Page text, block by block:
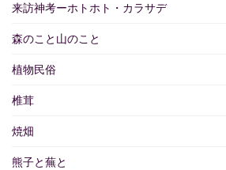
来訪神考ーホトホト・カラサデ
森のこと山のこと
植物民俗
椎茸
焼畑
熊子と蕪と